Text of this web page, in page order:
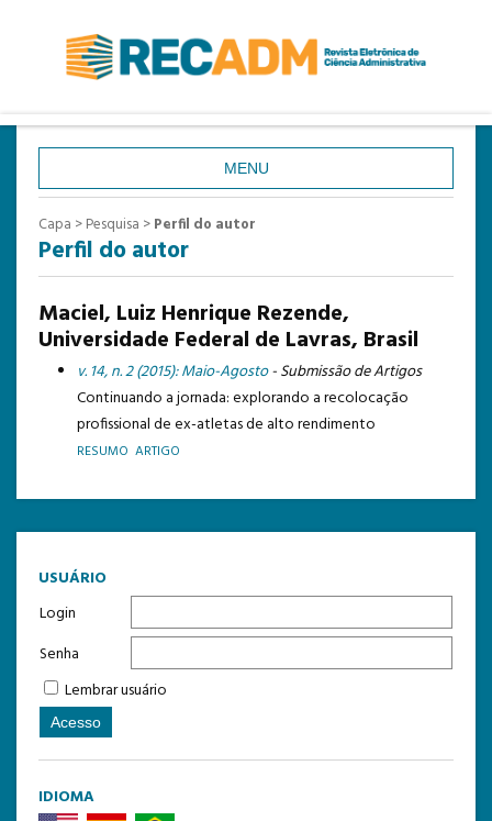
USUÁRIO
Login
Senha
Lembrar usuário
IDIOMA
MENU
CAPA
SOBRE
CADASTRO
PESQUISA
ATUAL
ANTERIORES
TEMPLATE DE SUBMISSÃO
Capa >Pesquisa >Perfil do autor
Perfil do autor
Maciel, Luiz Henrique Rezende,
Universidade Federal de Lavras, Brasil
v. 14, n. 2 (2015): Maio-Agosto- Submissão de Artigos
Continuando a jornada: explorando a recolocação
profissional de ex-atletas de alto rendimento
RESUMO ARTIGO